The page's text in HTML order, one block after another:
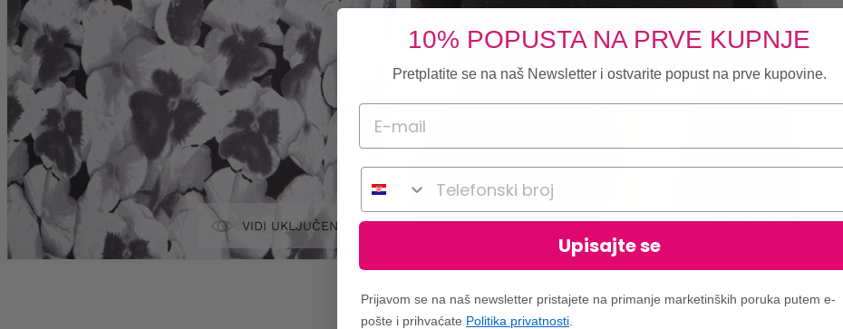
VIDI UKLJUČENO
10% POPUSTA NA PRVE KUPNJE
Pretplatite se na naš Newsletter i ostvarite popust na prve kupovine.
Telefonski broj
Upisajte se
Prijavom se na naš newsletter pristajete na primanje marketinških poruka putem e-
pošte i prihvaćate Politika privatnosti